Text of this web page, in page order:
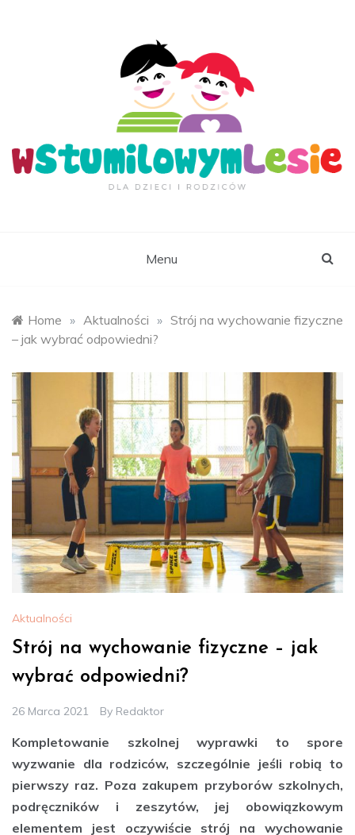
Menu
Home » Aktualności » Strój na wychowanie fizyczne
– jak wybrać odpowiedni?
Aktualności
Strój na wychowanie fizyczne – jak
wybrać odpowiedni?
26 Marca 2021 By Redaktor
Kompletowanie szkolnej wyprawki to spore
wyzwanie dla rodziców, szczególnie jeśli robią to
pierwszy raz. Poza zakupem przyborów szkolnych,
podręczników i zeszytów, jej obowiązkowym
elementem jest oczywiście strój na wychowanie